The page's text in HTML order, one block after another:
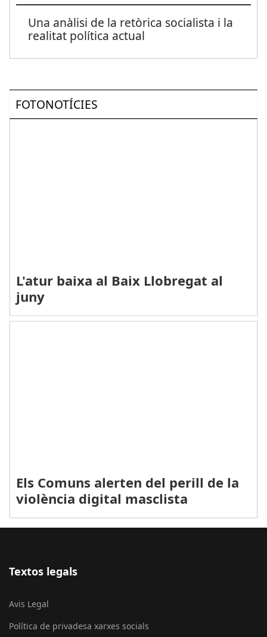
Una anàlisi de la retòrica socialista i la
realitat política actual
FOTONOTÍCIES
L'atur baixa al Baix Llobregat al
juny
Els Comuns alerten del perill de la
violència digital masclista
Textos legals
Avis Legal
Política de privadesa xarxes socials